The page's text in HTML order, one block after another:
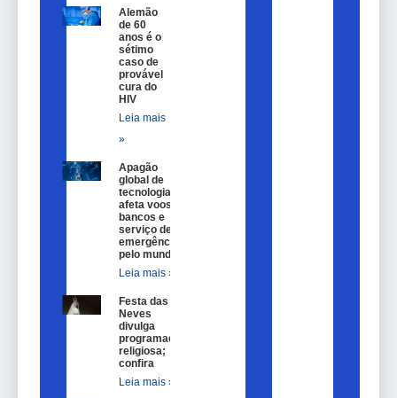
Alemão
de 60
anos é o
sétimo
caso de
provável
cura do
HIV
Leia mais
»
Apagão
global de
tecnologia
afeta voos,
bancos e
serviço de
emergência
pelo mundo
Leia mais »
Festa das
Neves
divulga
programação
religiosa;
confira
Leia mais »